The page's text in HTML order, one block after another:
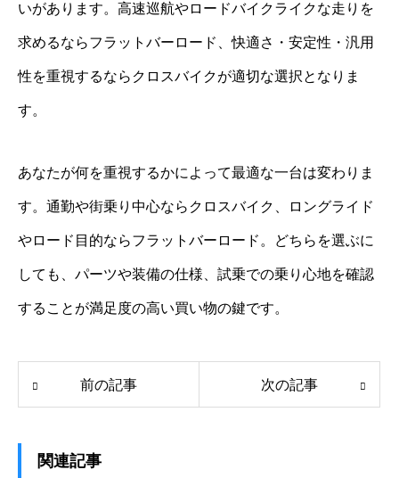
いがあります。高速巡航やロードバイクライクな走りを
求めるならフラットバーロード、快適さ・安定性・汎用
性を重視するならクロスバイクが適切な選択となりま
す。
あなたが何を重視するかによって最適な一台は変わりま
す。通勤や街乗り中心ならクロスバイク、ロングライド
やロード目的ならフラットバーロード。どちらを選ぶに
しても、パーツや装備の仕様、試乗での乗り心地を確認
することが満足度の高い買い物の鍵です。
前の記事 次の記事
関連記事